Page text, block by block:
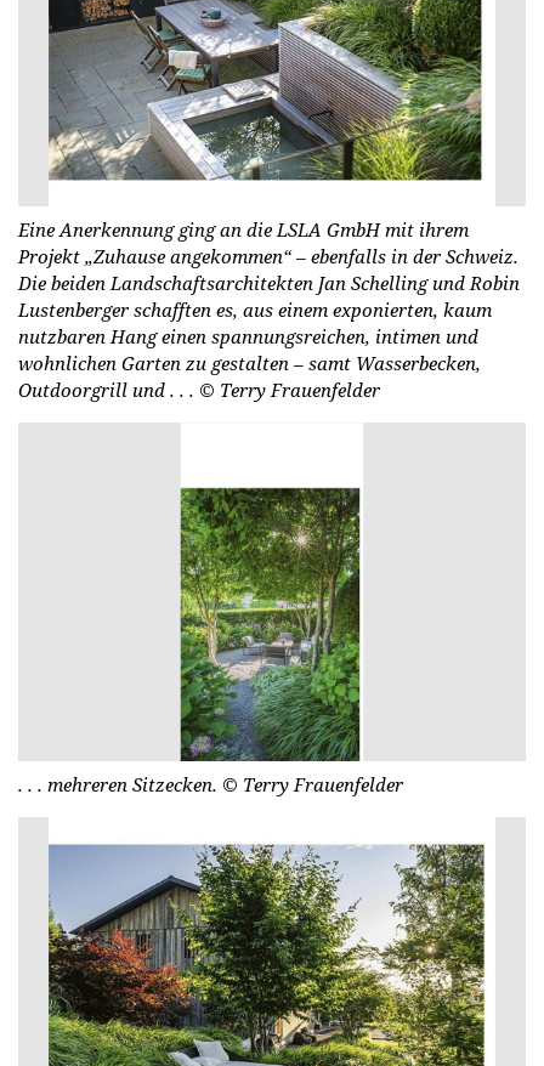
Eine Anerkennung ging an die LSLA GmbH mit ihrem
Projekt „Zuhause angekommen“ – ebenfalls in der Schweiz.
Die beiden Landschaftsarchitekten Jan Schelling und Robin
Lustenberger schafften es, aus einem exponierten, kaum
nutzbaren Hang einen spannungsreichen, intimen und
wohnlichen Garten zu gestalten – samt Wasserbecken,
Outdoorgrill und . . . © Ter­ry Fr­au­en­fel­der
. . . mehreren Sitzecken. © Ter­ry Fr­au­en­fel­der